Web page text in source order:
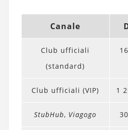
Canale
Club ufficiali
(standard)
Club ufficiali (VIP) 1
StubHub, Viagogo